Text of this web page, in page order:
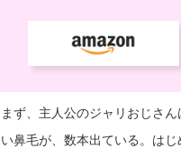
まず、主人公のジャリおじさ
い鼻毛が、数本出ている。は